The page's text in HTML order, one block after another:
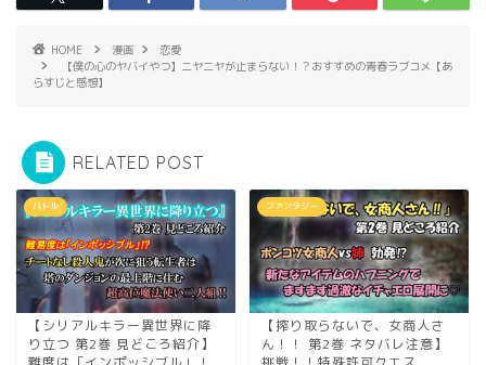
HOME 漫画
恋愛
【僕の心のヤバイやつ】ニヤニヤが止まらない！？おすすめの青春ラブコメ【あ
らすじと感想】
RELATED POST
バトル
【シリアルキラー異世界に降
り立つ 第2巻 見どころ紹介】
ファンタジー
【搾り取らないで、女商人さ
ん！！ 第2巻 ネタバレ注意】